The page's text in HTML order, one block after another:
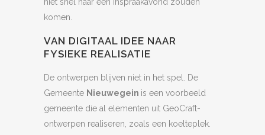
komen.
VAN DIGITAAL IDEE NAAR
FYSIEKE REALISATIE
De ontwerpen blijven niet in het spel. De
Gemeente Nieuwegein is een voorbeeld
gemeente die al elementen uit GeoCraft-
ontwerpen realiseren, zoals een koelteplek.